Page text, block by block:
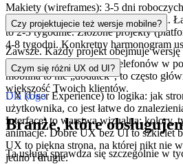
Makiety (wireframes): 3-5 dni
roboczych. Prototyp klikalny: 1-2 dni.
to 2-3 tygodnie. Złożone projekty
4-8 tygodni. Konkretny harmonogram
Czy projektujecie też wersje mobilne?
Zawsze. Każdy projekt obejmuje
Przy ponad 60% ruchu z telefonów w
mobilna to nie „dodatek", to często
większość Twoich klientów.
Czym się różni UX od UI?
UX (User Experience) to logika: jak
użytkownika, co jest łatwe do
Interface) to warstwa wizualna: kolory,
animacje. Dobre UX bez UI to szkielet
UX to piękna strona, na której nikt nie
jedno i drugie.
Dla kogo
Branże, które
Ta usługa sprawdza się szczególnie w